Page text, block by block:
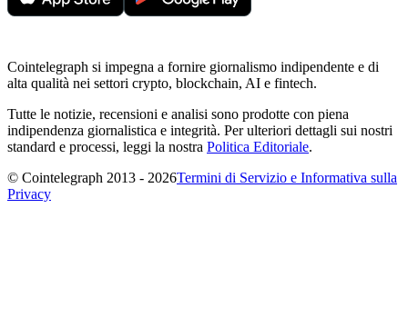
Cointelegraph si impegna a fornire giornalismo indipendente e di
alta qualità nei settori crypto, blockchain, AI e fintech.
Tutte le notizie, recensioni e analisi sono prodotte con piena
indipendenza giornalistica e integrità. Per ulteriori dettagli sui nostri
standard e processi, leggi la nostra Politica Editoriale.
© Cointelegraph 2013 - 2026Termini di Servizio e Informativa sulla
Privacy